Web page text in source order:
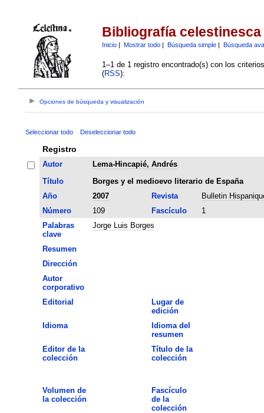
Bibliografía celestinesca
Inicio| Mostrar todo| Búsqueda simple| Búsqueda
1–1 de 1 registro encontrado(s) con los
(RSS):
Opciones de búsqueda y visualización
Seleccionar todo Deseleccionar todo
Registro
Autor
Lema-Hincapié, Andrés
Título
Borges y el medioevo literario de España
Año
2007 Revista
Bulletin
Número
109 Fascículo
1
Palabras
clave
Jorge Luis Borges
Resumen
Dirección
Autor
corporativo
Editorial
Lugar de
edición
Idioma
Idioma del
resumen
Editor de la
colección
Título de la
colección
Volumen de
la colección
Fascículo
de la
colección